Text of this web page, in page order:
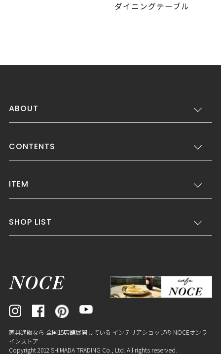
ダイニングテーブル
ABOUT
CONTENTS
ITEM
SHOP LIST
家具通販なら 全国15店舗展開している インテリアショップの NOCEオンラ
インストア
Copyright 2012 SHIMADA TRADING Co., Ltd. All rights reserved.